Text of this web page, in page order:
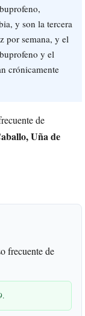
y son la tercera
por semana, y el
y el
crónicamente
de
Uña de
frecuente de